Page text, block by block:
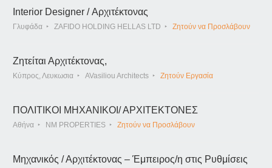
Interior Designer / Αρχιτέκτονας
Γλυφάδα ZAFIDO HOLDING HELLAS LTD Ζητούν να Προσλάβουν
Ζητείται Αρχιτέκτονας,
Κύπρος, Λευκωσια AVasiliou Architects Ζητούν Εργασία
ΠΟΛΙΤΙΚΟΙ ΜΗΧΑΝΙΚΟΙ/ ΑΡΧΙΤΕΚΤΟΝΕΣ
Αθήνα NM PROPERTIES Ζητούν να Προσλάβουν
Μηχανικός / Αρχιτέκτονας – Έμπειρος/η στις Ρυθμίσεις